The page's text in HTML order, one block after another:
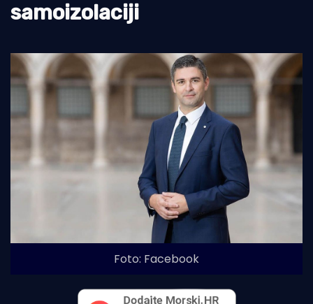
Tradicija i kultura
samoizolaciji
Foto: Facebook